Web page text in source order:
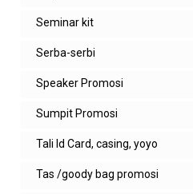
Seminar kit
Serba-serbi
Speaker Promosi
Sumpit Promosi
Tali Id Card, casing, yoyo
Tas /goody bag promosi